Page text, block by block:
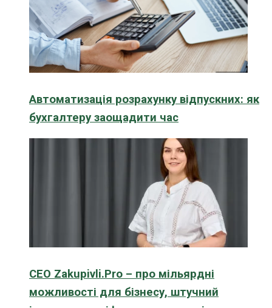
Автоматизація розрахунку відпускних: як
бухгалтеру заощадити час
CEO Zakupivli.Pro – про мільярдні
можливості для бізнесу, штучний